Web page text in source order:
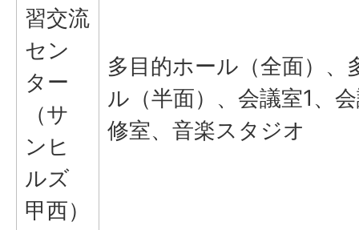
習交流
セン
ター
（サ
ンヒ
ルズ
甲西）
多目的ホール（全面）、
ル（半面）、会議室1、
修室、音楽スタジオ